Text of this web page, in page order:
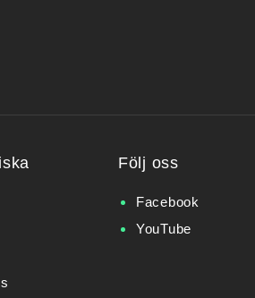
Följ oss
Facebook
YouTube